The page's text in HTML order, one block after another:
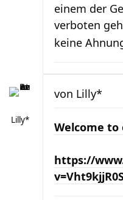
einem der
verboten
keine
Lilly*
von Lilly*
Welcome to
https://